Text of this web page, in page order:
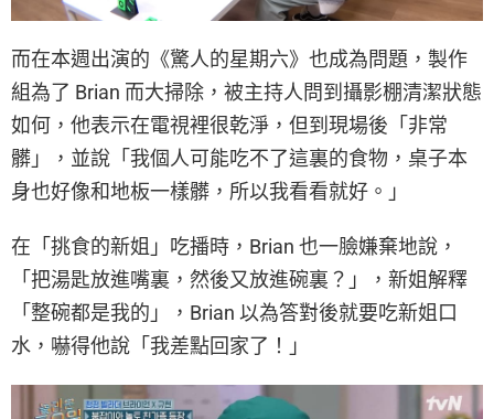
而在本週出演的《驚人的星期六》也成為問題，製作
組為了 Brian 而大掃除，被主持人問到攝影棚清潔狀態
如何，他表示在電視裡很乾淨，但到現場後「非常
髒」，並說「我個人可能吃不了這裏的食物，桌子本
身也好像和地板一樣髒，所以我看看就好。」
在「挑食的新姐」吃播時，Brian 也一臉嫌棄地說，
「把湯匙放進嘴裏，然後又放進碗裏？」，新姐解釋
「整碗都是我的」，Brian 以為答對後就要吃新姐口
水，嚇得他說「我差點回家了！」